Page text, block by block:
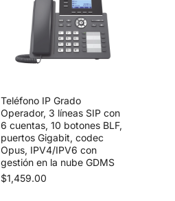
Teléfono IP Grado
Operador, 3 líneas SIP con
6 cuentas, 10 botones BLF,
puertos Gigabit, codec
Opus, IPV4/IPV6 con
gestión en la nube GDMS
$1,459.00